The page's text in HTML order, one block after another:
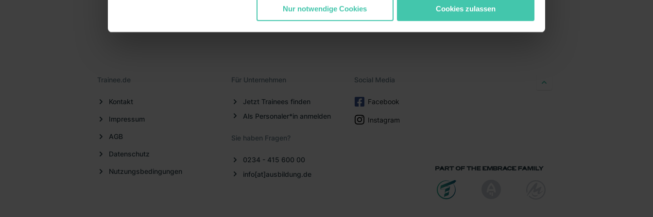
Verwendungszwecken (ausgenommen „Notwendig“) zu. Willst du nur bestimmte Verwendungszwecke zulassen, triff deine
Auswahl über die Checkboxen und klick auf „Auswahl erlauben“. Die Einwilligung zur Platzierung von Cookies der
Nur notwendige Cookies Cookies zulassen
Trainee.de
Kontakt
Impressum
AGB
Datenschutz
Nutzungsbedingungen
Für Unternehmen
Jetzt Trainees finden
Als Personaler*in anmelden
Sie haben Fragen?
0234 - 415 600 00
info[at]ausbildung.de
Social Media
Facebook
Instagram